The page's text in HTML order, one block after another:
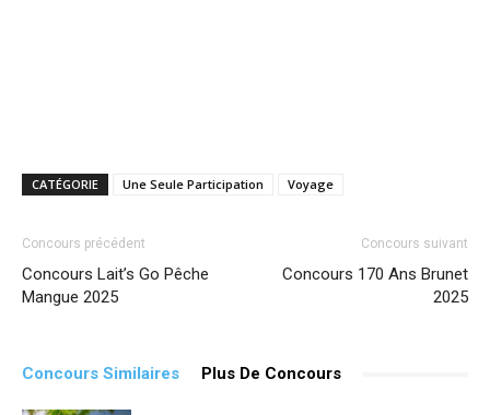
CATÉGORIE Une Seule Participation Voyage
Concours précédent
Concours Lait’s Go Pêche
Mangue 2025
Concours suivant
Concours 170 Ans Brunet
2025
Concours Similaires Plus De Concours